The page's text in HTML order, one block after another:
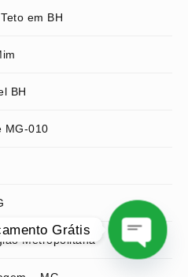
em BH
BH
MG-010
Metropolitana
Grátis